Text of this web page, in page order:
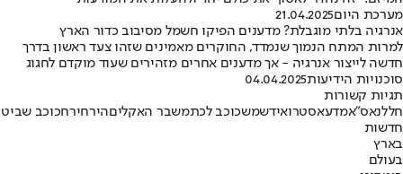
מערכת היום21.04.2025
אנרגיה בלתי מוגבלת? מדענים הפיקו חשמל מסיבוב כדור הארץ
למרות המתח הנמוך שנמדד, החוקרים מאמינים שזהו צעד ראשון בדרך
חדשה לייצור אנרגיה - אך מדענים אחרים מזהירים שעוד מוקדם לחגוג
סוכנויות הידיעות04.04.2025
תגיות קשורות
חללנאס"אמדעאסטרואידשמשכוכב לכתמשבר האקליםהירחירחכוכב שביט
חדשות
בארץ
בעולם